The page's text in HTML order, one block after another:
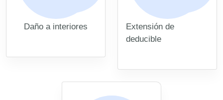
Daño a interiores
Extensión de
deducible